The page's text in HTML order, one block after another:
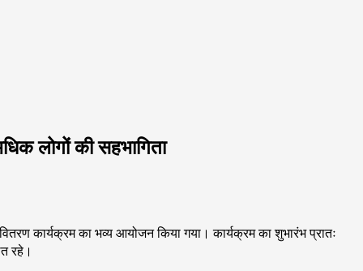
लोगों की सहभागिता
कार्यक्रम का भव्य आयोजन किया गया। कार्यक्रम का शुभारंभ प्रातः
रहे।